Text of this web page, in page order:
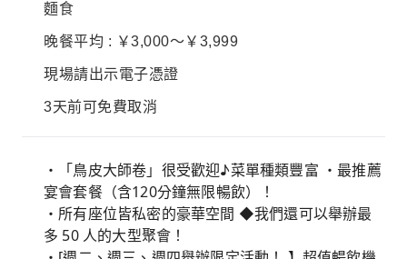
麵食
晚餐平均 : ￥3,000～￥3,999
現場請出示電子憑證
3天前可免費取消
・「鳥皮大師卷」很受歡迎♪菜單種類豐富 ・最推薦
宴會套餐（含120分鐘無限暢飲）！
・所有座位皆私密的豪華空間 ◆我們還可以舉辦最
多 50 人的大型聚會！